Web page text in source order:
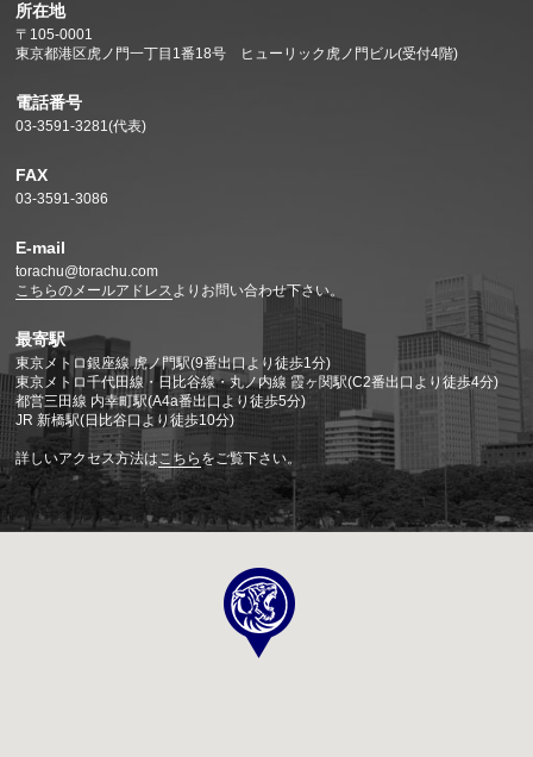
所在地
〒105-0001
東京都港区虎ノ門一丁目1番18号 ヒューリック虎ノ門ビル(受付4階)
電話番号
03-3591-3281(代表)
FAX
03-3591-3086
E-mail
torachu@torachu.com
こちらのメールアドレスよりお問い合わせ下さい。
最寄駅
東京メトロ銀座線 虎ノ門駅(9番出口より徒歩1分)
東京メトロ千代田線・日比谷線・丸ノ内線 霞ヶ関駅(C2番出口より徒歩4分)
都営三田線 内幸町駅(A4a番出口より徒歩5分)
JR 新橋駅(日比谷口より徒歩10分)
詳しいアクセス方法はこちら をご覧下さい。